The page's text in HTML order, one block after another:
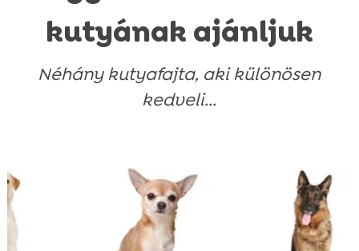
mennyiség
kutyának ajánljuk
Néhány kutyafajta, aki különösen
kedveli...